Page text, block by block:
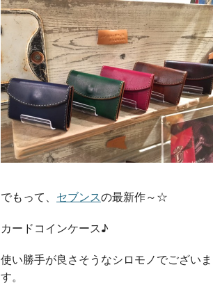
でもって、 セブンスの最新作～☆
カードコインケース♪
使い勝手が良さそうなシロモノでございま
す。